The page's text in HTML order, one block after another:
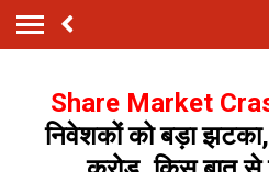
Share Market
निवेशकों को बड़ा